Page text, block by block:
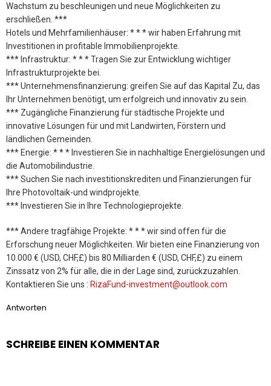
Wachstum zu beschleunigen und neue Möglichkeiten zu
erschließen. ***
Hotels und Mehrfamilienhäuser: * * * wir haben Erfahrung mit
Investitionen in profitable Immobilienprojekte.
*** Infrastruktur: * * * Tragen Sie zur Entwicklung wichtiger
Infrastrukturprojekte bei.
*** Unternehmensfinanzierung: greifen Sie auf das Kapital Zu, das
Ihr Unternehmen benötigt, um erfolgreich und innovativ zu sein.
*** Zugängliche Finanzierung für städtische Projekte und
innovative Lösungen für und mit Landwirten, Förstern und
ländlichen Gemeinden.
*** Energie: * * * Investieren Sie in nachhaltige Energielösungen und
die Automobilindustrie.
*** Suchen Sie nach investitionskrediten und Finanzierungen für
Ihre Photovoltaik-und windprojekte.
*** Investieren Sie in Ihre Technologieprojekte.
*** Andere tragfähige Projekte: * * * wir sind offen für die
Erforschung neuer Möglichkeiten. Wir bieten eine Finanzierung von
10.000 € (USD, CHF,£) bis 80 Milliarden € (USD, CHF,£) zu einem
Zinssatz von 2% für alle, die in der Lage sind, zurückzuzahlen.
Kontaktieren Sie uns : RizaFund-investment@outlook.com
Antworten
SCHREIBE EINEN KOMMENTAR